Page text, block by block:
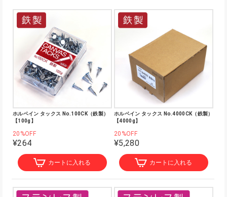
ホルベイン タックス No.100CK（鉄製）
【100g】
20%OFF
¥264
カートに入れる
ホルベイン タックス No.4000CK（鉄製）
【4000g】
20%OFF
¥5,280
カートに入れる